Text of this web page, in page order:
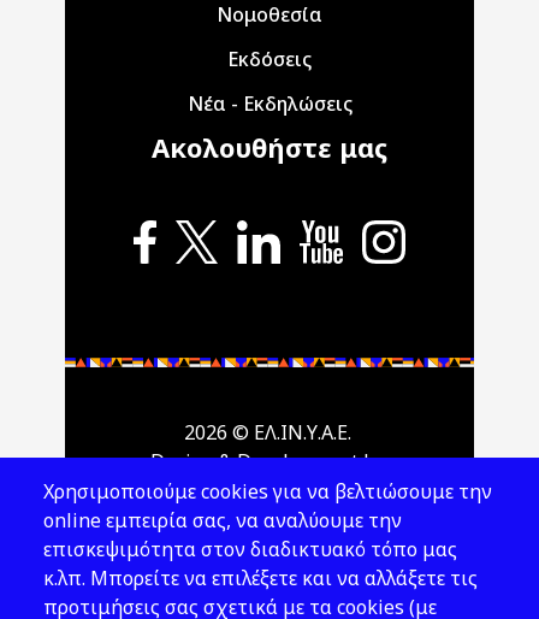
Νομοθεσία
Εκδόσεις
Νέα - Εκδηλώσεις
Ακολουθήστε μας
Χρησιμοποιούμε cookies για να βελτιώσουμε την
online εμπειρία σας, να αναλύουμε την
επισκεψιμότητα στον διαδικτυακό τόπο μας
κ.λπ. Μπορείτε να επιλέξετε και να αλλάξετε τις
προτιμήσεις σας σχετικά με τα cookies (με
2026 © ΕΛ.ΙΝ.Υ.Α.Ε.
Design & Development by